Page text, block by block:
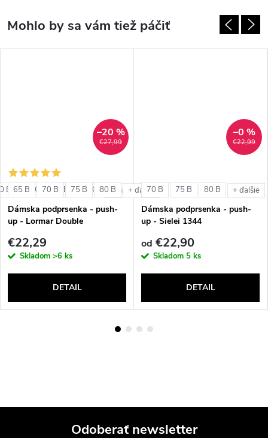
B 80 C 85 B 85 C + ďalšie
€27,99
–20 %
65 B 70 B 75 B 80 B + ďalšie
Dámska podprsenka - push-
up - Lormar Double
€22,29
Skladom >6 ks
DETAIL
€22,99
–0 %
70 B 75 B 80 B + ďalšie
Dámska podprsenka - push-
up - Sielei 1344
od €22,90
Skladom 5 ks
DETAIL
Odoberať newsletter